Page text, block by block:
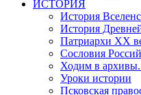
ИСТОРИЯ
История
История
Патриархи XX
Сословия
Ходим в
Уроки истории
Псковская